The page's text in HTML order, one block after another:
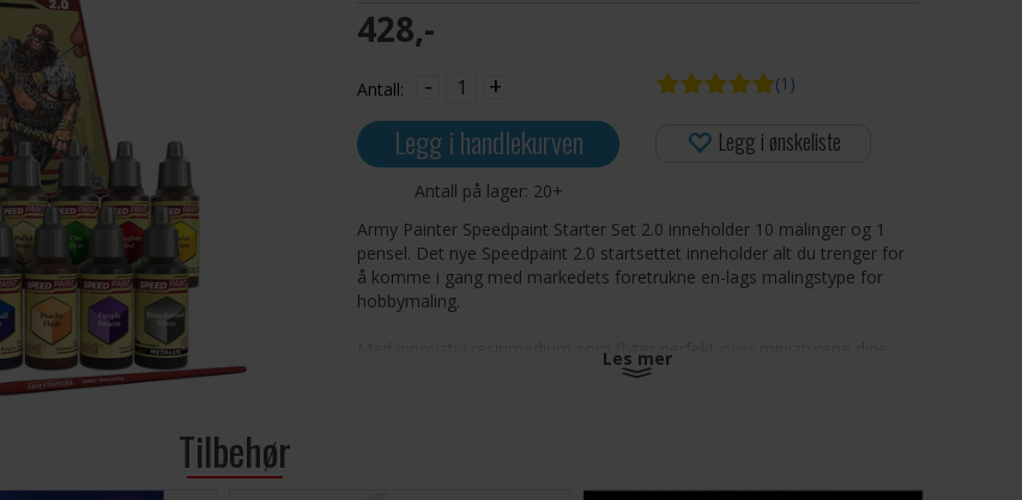
428,-
Antall: - +
Legg i handlekurven
Antall på lager: 20+
(1)
Legg i ønskeliste
Army Painter Speedpaint Starter Set 2.0 inneholder 10 malinger og 1
pensel. Det nye Speedpaint 2.0 startsettet inneholder alt du trenger for
å komme i gang med markedets foretrukne en-lags malingstype for
hobbymaling.
Med innovativ resinmedium som flyter perfekt over miniatyrene dine,
skaper Speedpaints en uovertruffen malingsløsning som gir deg mer tid
Et strøk så er du FERDIG! Påfør et rikt lag med din favoritt
Les mer
Tilbehør